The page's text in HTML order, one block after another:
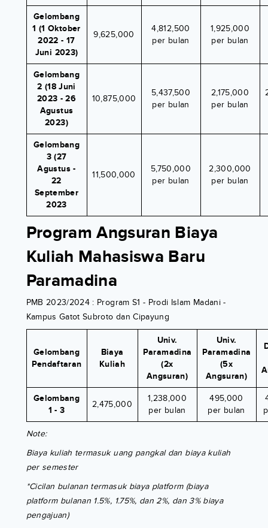
Gelombang
1 (1 Oktober
2022 - 17
Juni 2023)
9,625,000
4,812,500
per bulan
1,925,000
per bulan
Gelombang
2 (18 Juni
2023 - 26
Agustus
2023)
10,875,000
5,437,500
per bulan
2,175,000
per bulan
Gelombang
3 (27
Agustus -
22
September
2023
11,500,000
5,750,000
per bulan
2,300,000
per bulan
Program Angsuran Biaya
Kuliah Mahasiswa Baru
Paramadina
PMB 2023/2024 : Program S1 - Prodi Islam Madani -
Kampus Gatot Subroto dan Cipayung
Gelombang
Pendaftaran
Biaya
Kuliah
Univ.
Paramadina
(2x
Angsuran)
Univ.
Paramadina
(5x
Angsuran)
Gelombang
1 - 3
2,475,000
1,238,000
per bulan
495,000
per bulan
Note:
Biaya kuliah termasuk uang pangkal dan biaya kuliah
per semester
*Cicilan bulanan termasuk biaya platform (biaya
platform bulanan 1.5%, 1.75%, dan 2%, dan 3% biaya
pengajuan)